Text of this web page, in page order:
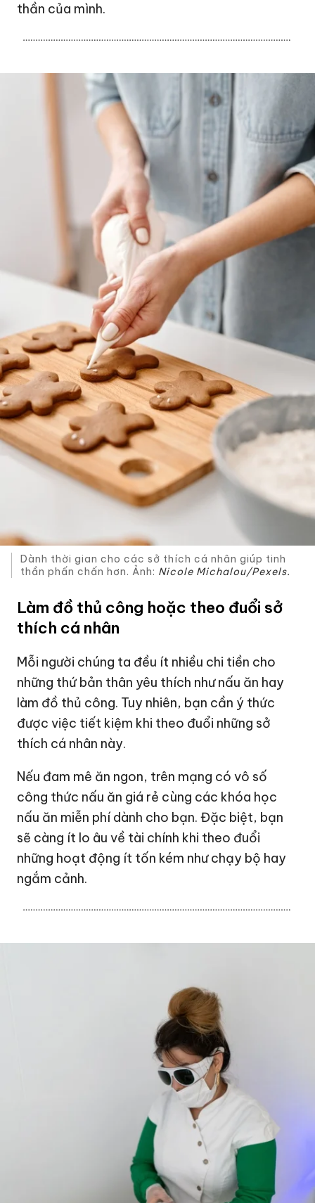
thần của mình.
Dành thời gian cho các sở thích cá nhân giúp tinh
thần phấn chấn hơn. Ảnh: Nicole Michalou/Pexels.
Làm đồ thủ công hoặc theo đuổi sở
thích cá nhân
Mỗi người chúng ta đều ít nhiều chi tiền cho
những thứ bản thân yêu thích như nấu ăn hay
làm đồ thủ công. Tuy nhiên, bạn cần ý thức
được việc tiết kiệm khi theo đuổi những sở
thích cá nhân này.
Nếu đam mê ăn ngon, trên mạng có vô số
công thức nấu ăn giá rẻ cùng các khóa học
nấu ăn miễn phí dành cho bạn. Đặc biệt, bạn
sẽ càng ít lo âu về tài chính khi theo đuổi
những hoạt động ít tốn kém như chạy bộ hay
ngắm cảnh.